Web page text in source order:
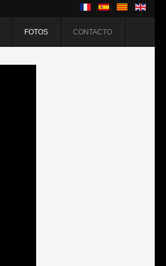
FOTOS CONTACTO